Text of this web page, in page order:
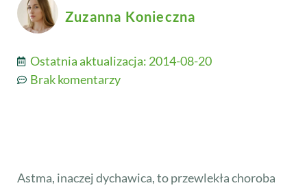
Zuzanna Konieczna
Ostatnia aktualizacja: 2014-08-20
Brak komentarzy
Astma, inaczej dychawica, to przewlekła choroba